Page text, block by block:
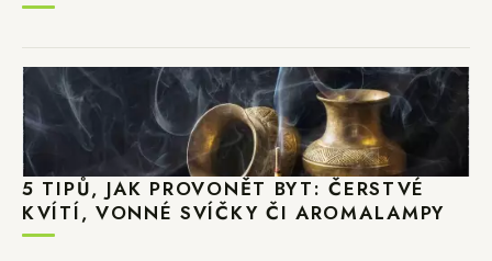
5 TIPŮ, JAK PROVONĚT BYT: ČERSTVÉ
KVÍTÍ, VONNÉ SVÍČKY ČI AROMALAMPY